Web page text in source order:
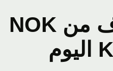
أسعار الصرف من NOK